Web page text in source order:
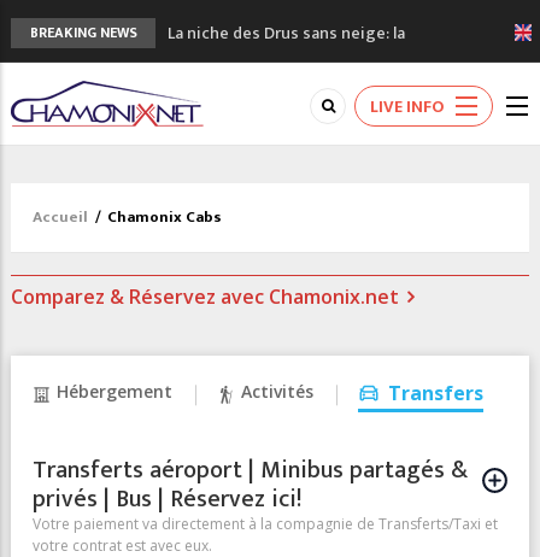
BREAKING NEWS
La niche des Drus sans neige: la
sécheresse en haute montagne
3 bonnes raisons pour visiter le nouveau
Musée du Mont-Blanc
Accidents en montagne: 3 personnes sont
Craft ouvre un nouveau magasin de course
LIVE INFO
Accueil / Chamonix Cabs
Comparez & Réservez avec Chamonix.net
Hébergement Activités Transfers
Transferts aéroport | Minibus partagés &
privés | Bus | Réservez ici!
Votre paiement va directement à la compagnie de Transferts/Taxi et
votre contrat est avec eux.